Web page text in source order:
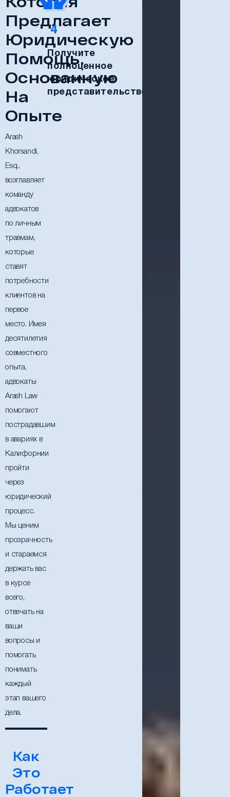
Предлагает
Юридическую
Помощь,
Основанную
На
Опыте
Arash
Khorsandi,
Esq.,
возглавляет
команду
адвокатов
по личным
травмам,
которые
ставят
потребности
клиентов на
первое
место. Имея
десятилетия
совместного
опыта,
адвокаты
Arash Law
помогают
пострадавшим
в авариях в
Калифорнии
пройти
через
юридический
процесс.
Мы ценим
прозрачность
и стараемся
держать вас
в курсе
всего,
отвечать на
ваши
вопросы и
помогать
понимать
каждый
этап вашего
дела.
Как
Это
Работает
4
Получите
полноценное
юридическое
представительство.